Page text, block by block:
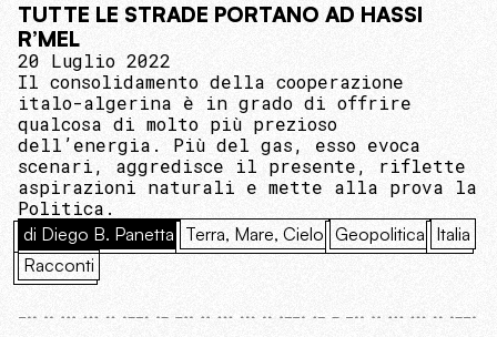
TUTTE LE STRADE PORTANO AD HASSI
R’MEL
20 Luglio 2022
Il consolidamento della cooperazione
italo-algerina è in grado di offrire
qualcosa di molto più prezioso
dell’energia. Più del gas, esso evoca
scenari, aggredisce il presente, riflette
aspirazioni naturali e mette alla prova la
Politica.
di Diego B. Panetta Terra, Mare, Cielo Geopolitica Italia
Racconti